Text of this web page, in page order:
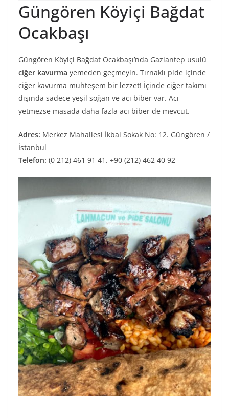
Güngören Köyiçi Bağdat
Ocakbaşı
Güngören Köyiçi Bağdat Ocakbaşı’nda Gaziantep usulü
ciğer kavurma yemeden geçmeyin. Tırnaklı pide içinde
ciğer kavurma muhteşem bir lezzet! İçinde ciğer takımı
dışında sadece yeşil soğan ve acı biber var. Acı
yetmezse masada daha fazla acı biber de mevcut.
Adres: Merkez Mahallesi İkbal Sokak No: 12. Güngören /
İstanbul
Telefon: (0 212) 461 91 41. +90 (212) 462 40 92